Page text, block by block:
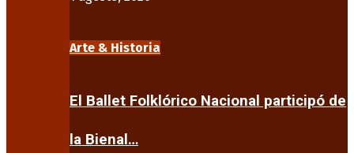
Arte & Historia
El Ballet Folklórico Nacional participó de
la Bienal…